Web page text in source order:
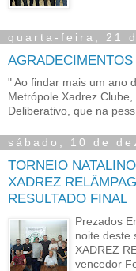
quarta-feira, 21
" Ao findar mais um ano
Metrópole Xadrez
Deliberativo, que na
sábado, 10 de
TORNEIO
XADREZ
RESULTADO FINAL
Prezados
noite deste
XADREZ
vencedor